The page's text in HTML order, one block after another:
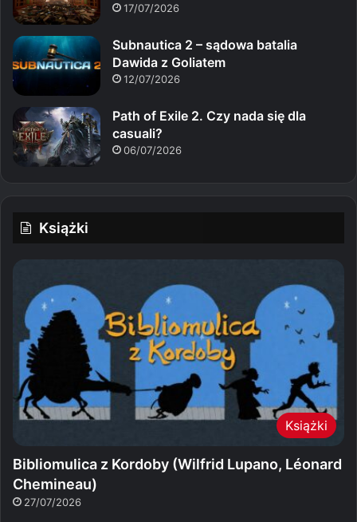
17/07/2026
Subnautica 2 – sądowa batalia
Dawida z Goliatem
12/07/2026
Path of Exile 2. Czy nada się dla
casuali?
06/07/2026
Książki
Książki
Bibliomulica z Kordoby (Wilfrid Lupano, Léonard
Chemineau)
27/07/2026